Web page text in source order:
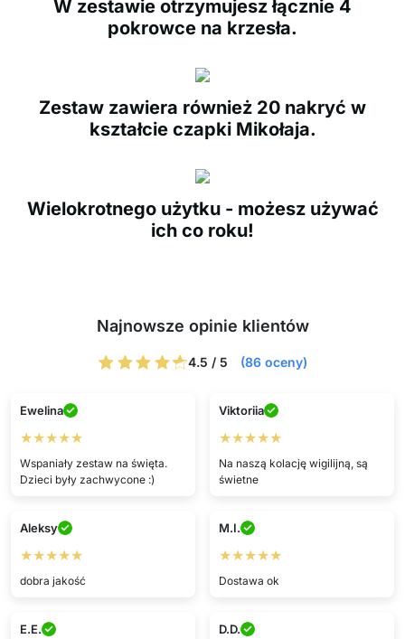
W zestawie otrzymujesz łącznie 4
pokrowce na krzesła.
Zestaw zawiera również 20 nakryć w
kształcie czapki Mikołaja.
Wielokrotnego użytku - możesz używać
ich co roku!
Najnowsze opinie klientów
4.5 / 5 (86 oceny)
Ewelina
★★★★★
Wspaniały zestaw na święta.
Dzieci były zachwycone :)
Viktoriia
★★★★★
Na naszą kolację wigilijną, są
świetne
Aleksy
★★★★★
dobra jakość
M.I.
★★★★★
Dostawa ok
E.E. D.D.